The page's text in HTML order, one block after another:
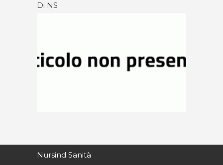
Di NS
Nursind Sanità